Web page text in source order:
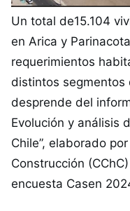
Un total de15.104
en Arica y
requerimientos
distintos segmentos
desprende del
Evolución y análisis
Chile”, elaborado
Construcción
encuesta Casen